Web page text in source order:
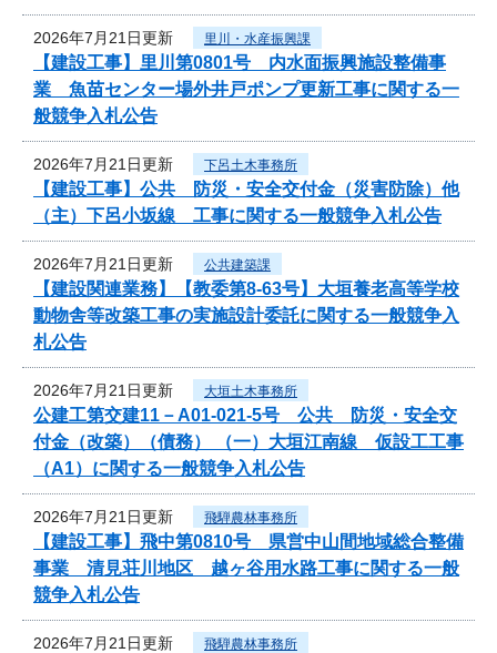
2026年7月21日更新 里川・水産振興課
【建設工事】里川第0801号 内水面振興施設整備事
業 魚苗センター場外井戸ポンプ更新工事に関する一
般競争入札公告
2026年7月21日更新 下呂土木事務所
【建設工事】公共 防災・安全交付金（災害防除）他
（主）下呂小坂線 工事に関する一般競争入札公告
2026年7月21日更新 公共建築課
【建設関連業務】【教委第8-63号】大垣養老高等学校
動物舎等改築工事の実施設計委託に関する一般競争入
札公告
2026年7月21日更新 大垣土木事務所
公建工第交建11－A01-021-5号 公共 防災・安全交
付金（改築）（債務） （一）大垣江南線 仮設工工事
（A1）に関する一般競争入札公告
2026年7月21日更新 飛騨農林事務所
【建設工事】飛中第0810号 県営中山間地域総合整備
事業 清見荘川地区 越ヶ谷用水路工事に関する一般
競争入札公告
2026年7月21日更新 飛騨農林事務所